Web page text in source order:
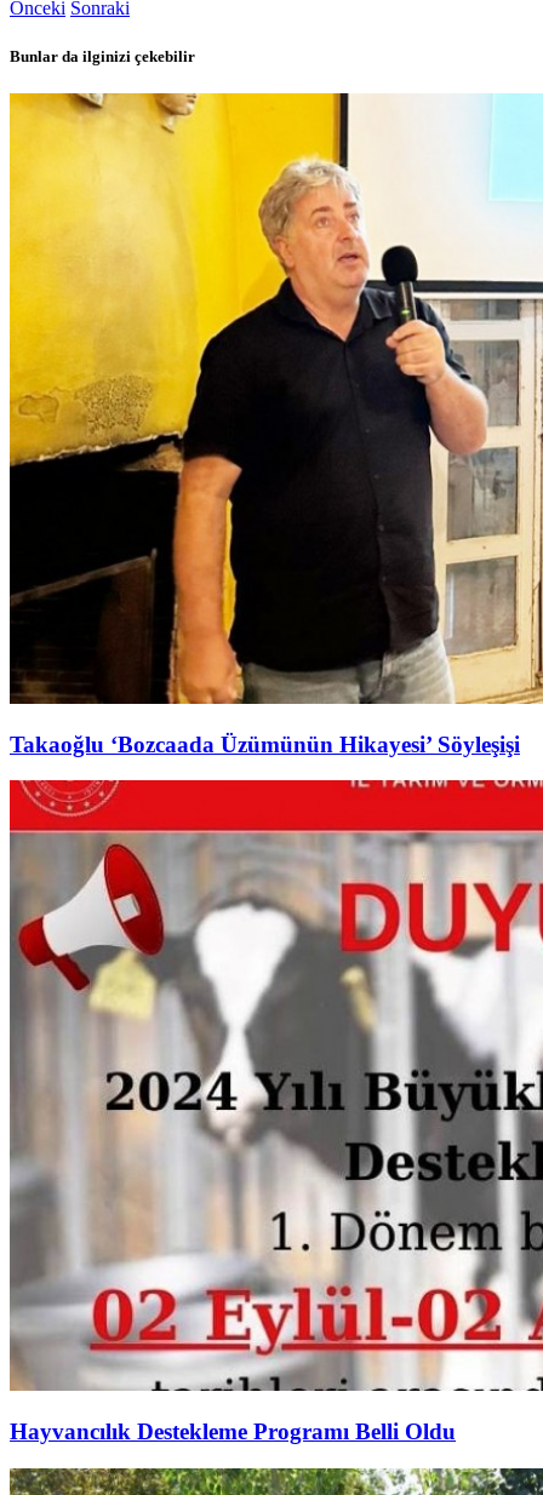
Önceki Sonraki
Bunlar da ilginizi çekebilir
Takaoğlu ‘Bozcaada Üzümünün Hikayesi’ Söyleşişi
Hayvancılık Destekleme Programı Belli Oldu